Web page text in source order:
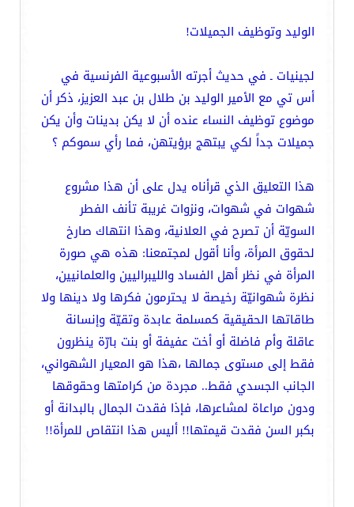
الوليد وتوظيف الجميلات!
لجينيات ـ في حديث أجرته الأسبوعية الفرنسية في
أس تي مع الأمير الوليد بن طلال بن عبد العزيز، ذكر أن
موضوع توظيف النساء عنده أن لا يكن بدينات وأن يكن
جميلات جداً لكي يبتهج برؤيتهن، فما رأي سموكم ؟
هذا التعليق الذي قرأناه يدل على أن هذا مشروع
شهوات في شهوات، ونزوات غريبة تأنف الفطر
السويّة أن تصرح في العلانية، وهذا انتهاك صارخ
لحقوق المرأة، وأنا أقول لمجتمعنا: هذه هي صورة
المرأة في نظر أهل الفساد والليبراليين والعلمانيين،
نظرة شهوانيّة رخيصة لا يحترمون فكرها ولا دينها ولا
طاقاتها الحقيقية كمسلمة عابدة وتقيّة وإنسانة
عاقلة وأم فاضلة أو أخت عفيفة أو بنت بارّة ينظرون
فقط إلى مستوى جمالها ،هذا هو المعيار الشهواني،
الجانب الجسدي فقط.. مجردة من كرامتها وحقوقها
ودون مراعاة لمشاعرها، فإذا فقدت الجمال بالبدانة أو
بكبر السن فقدت قيمتها!! أليس هذا انتقاص للمرأة!!